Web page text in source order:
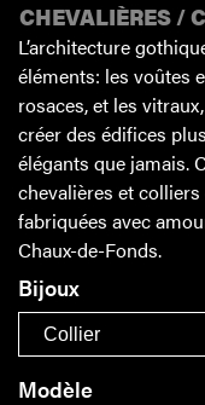
CHEVALIÈRES/
L’architecture
éléments: les voûtes
rosaces, et les
créer des édifices
élégants que jamais.
chevalières et
fabriquées avec
Chaux-de-Fonds.
Bijoux
Modèle